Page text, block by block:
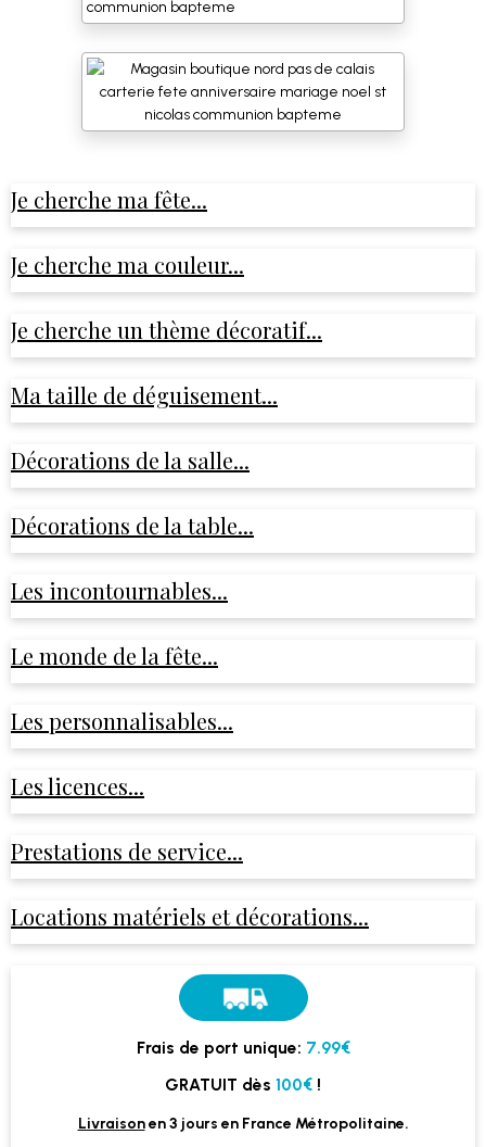
Je cherche ma fête...
Je cherche ma couleur...
Je cherche un thème décoratif...
Ma taille de déguisement...
Décorations de la salle...
Décorations de la table...
Les incontournables...
Le monde de la fête...
Les personnalisables...
Les licences...
Prestations de service...
Locations matériels et décorations...
Frais de port unique: 7.99€
GRATUIT dès 100€ !
Livraisonen 3 jours en France Métropolitaine.